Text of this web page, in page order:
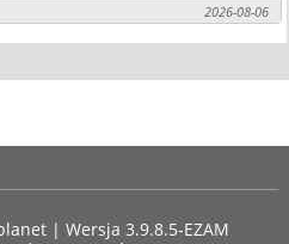
2026-08-06
| Wersja 3.9.8.5-EZAM